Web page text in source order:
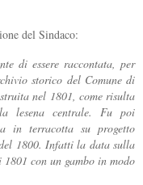
del Sindaco:
di essere raccontata, per
storico del Comune di
nel 1801, come risulta
lesena centrale. Fu poi
in terracotta su progetto
1800. Infatti la data sulla
con un gambo in modo